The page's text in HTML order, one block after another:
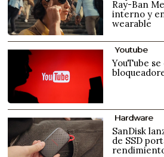
Ray-Ban
interno y
wearable
Youtube
YouTube
Hardware
SanDisk
de SSD